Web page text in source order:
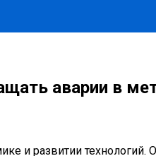
аварии в
и развитии технологий.